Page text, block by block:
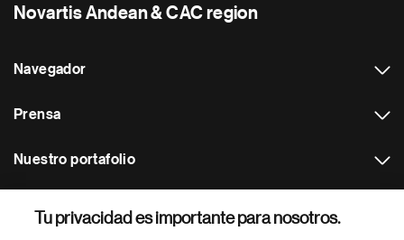
Novartis Andean & CAC region
Navegador
Prensa
Nuestro portafolio
Tu privacidad es importante para nosotros.